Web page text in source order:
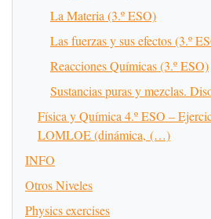
La Materia (3.º ESO)
Las fuerzas y sus efectos (3.º
Reacciones Químicas (3.º ESO)
Sustancias puras y mezclas.
Física y Química 4.º ESO –
LOMLOE (dinámica, (…)
INFO
Otros Niveles
Physics exercises